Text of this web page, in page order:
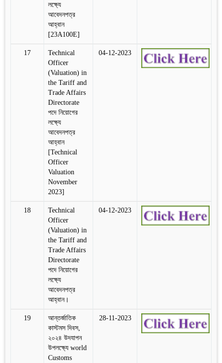
লক্ষ্যে
আবেদনপত্র
আহ্বান
[23A100E]
17
Technical
Officer
(Valuation) in
the Tariff and
Trade Affairs
Directorate
পদে নিয়োগের
লক্ষ্যে
আবেদনপত্র
আহ্বান
[Technical
Officer
Valuation
November
2023]
04-12-2023
18
Technical
Officer
(Valuation) in
the Tariff and
Trade Affairs
Directorate
পদে নিয়োগের
লক্ষ্যে
আবেদনপত্র
আহ্বান।
04-12-2023
19
আন্তর্জাতিক
কাস্টমস দিবস,
২০২৪ উদযাপন
উপলক্ষ্যে world
Customs
28-11-2023